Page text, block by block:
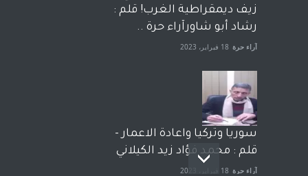
زيف ديمقراطية الغرب! قلم :
رشاد أبو شاورآراء حرة ..
آراء حرة 18 فبراير، 2023
سوريا وتركيا واعادة الاعمار -
قلم : محمد فؤاد زيد الكيلاني
آراء حرة 18 فبراير، 2023